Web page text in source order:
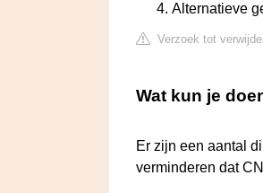
Alternatieve
Verzoek tot
Wat kun je
Er zijn een aantal
verminderen dat